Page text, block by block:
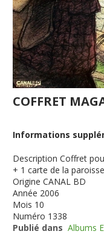
COFFRET
Informations
Description Coffret
+ 1 carte de la
Origine CANAL BD
Année 2006
Mois 10
Numéro 1338
Publié dans Albums